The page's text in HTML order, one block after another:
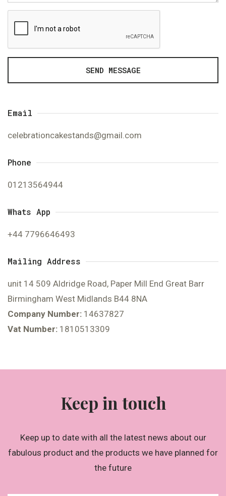
SEND MESSAGE
Email
celebrationcakestands@gmail.com
Phone
01213564944
Whats App
+44 7796646493
Mailing Address
unit 14 509 Aldridge Road, Paper Mill End Great Barr
Birmingham West Midlands B44 8NA
Company Number: 14637827
Vat Number: 1810513309
Keep in touch
Keep up to date with all the latest news about our
fabulous product and the products we have planned for
the future